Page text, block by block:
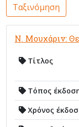
Ταξινόμηση
Ν. Μουχάριν:
Τίτλος
Τόπος
Χρόνος